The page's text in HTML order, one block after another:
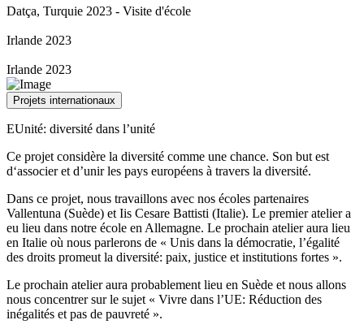
Datça, Turquie 2023 - Visite d'école
Irlande 2023
Irlande 2023
Projets internationaux
EUnité: diversité dans l’unité
Ce projet considère la diversité comme une chance. Son but est
d‘associer et d’unir les pays européens à travers la diversité.
Dans ce projet, nous travaillons avec nos écoles partenaires
Vallentuna (Suède) et Iis Cesare Battisti (Italie). Le premier atelier a
eu lieu dans notre école en Allemagne. Le prochain atelier aura lieu
en Italie où nous parlerons de « Unis dans la démocratie, l’égalité
des droits promeut la diversité: paix, justice et institutions fortes ».
Le prochain atelier aura probablement lieu en Suède et nous allons
nous concentrer sur le sujet « Vivre dans l’UE: Réduction des
inégalités et pas de pauvreté ».